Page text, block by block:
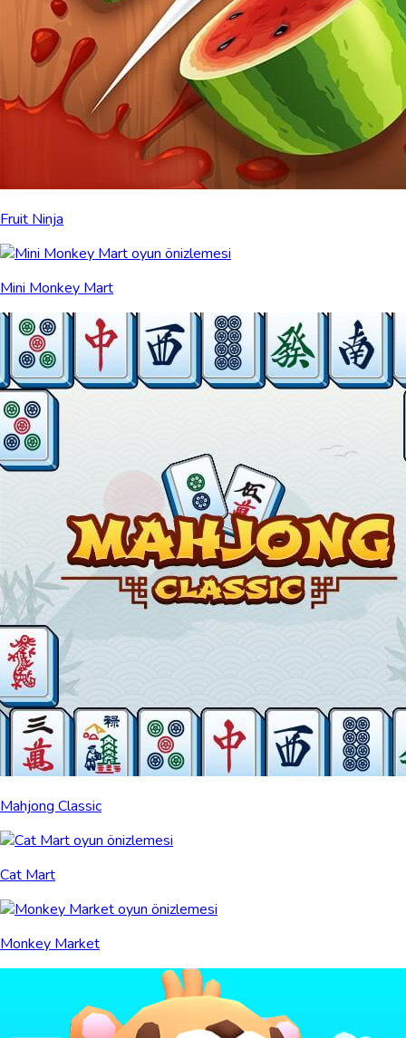
Fruit Ninja
Mini Monkey Mart
Mahjong Classic
Cat Mart
Monkey Market